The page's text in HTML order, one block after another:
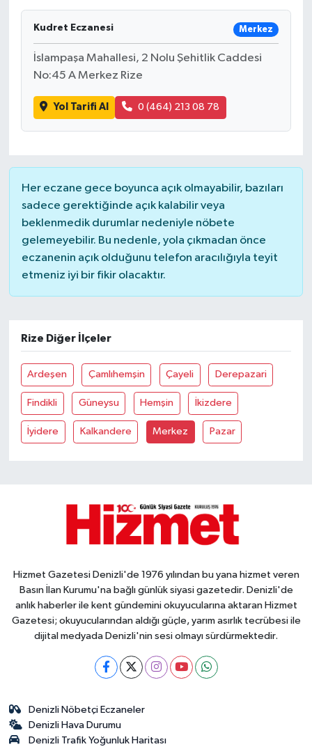
Kudret Eczanesi Merkez
İslampaşa Mahallesi, 2 Nolu Şehitlik Caddesi
No:45 A Merkez Rize
Yol Tarifi Al 0 (464) 213 08 78
Her eczane gece boyunca açık olmayabilir, bazıları
sadece gerektiğinde açık kalabilir veya
beklenmedik durumlar nedeniyle nöbete
gelemeyebilir. Bu nedenle, yola çıkmadan önce
eczanenin açık olduğunu telefon aracılığıyla teyit
etmeniz iyi bir fikir olacaktır.
Rize Diğer İlçeler
Ardeşen Çamlıhemşin Çayeli Derepazari
Findikli Güneysu Hemşin İkizdere
İyidere Kalkandere Merkez Pazar
Hizmet Gazetesi Denizli'de 1976 yılından bu yana hizmet veren
Basın İlan Kurumu'na bağlı günlük siyasi gazetedir. Denizli'de
anlık haberler ile kent gündemini okuyucularına aktaran Hizmet
Gazetesi; okuyucularından aldığı güçle, yarım asırlık tecrübesi ile
dijital medyada Denizli'nin sesi olmayı sürdürmektedir.
Denizli Nöbetçi Eczaneler
Denizli Hava Durumu
Denizli Trafik Yoğunluk Haritası